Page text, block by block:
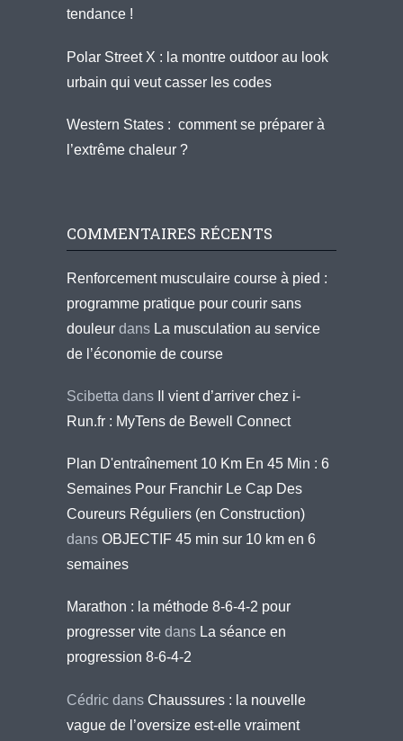
tendance !
Polar Street X : la montre outdoor au look
urbain qui veut casser les codes
Western States : comment se préparer à
l’extrême chaleur ?
COMMENTAIRES RÉCENTS
Renforcement musculaire course à pied :
programme pratique pour courir sans
douleur dans La musculation au service
de l’économie de course
Scibetta dans
Il vient d’arriver chez i-
Run.fr : MyTens de Bewell Connect
Plan D'entraînement 10 Km En 45 Min : 6
Semaines Pour Franchir Le Cap Des
Coureurs Réguliers (en Construction)
dans OBJECTIF 45 min sur 10 km en 6
semaines
Marathon : la méthode 8-6-4-2 pour
progresser vite dans La séance en
progression 8-6-4-2
Cédric dans Chaussures : la nouvelle
vague de l’oversize est-elle vraiment